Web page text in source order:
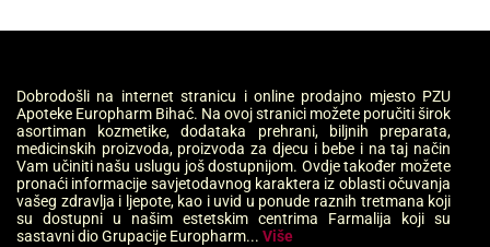
Dobrodošli na internet stranicu i online prodajno mjesto PZU
Apoteke Europharm Bihać. Na ovoj stranici možete poručiti širok
asortiman kozmetike, dodataka prehrani, biljnih preparata,
medicinskih proizvoda, proizvoda za djecu i bebe i na taj način
Vam učiniti našu uslugu još dostupnijom. Ovdje također možete
pronaći informacije savjetodavnog karaktera iz oblasti očuvanja
vašeg zdravlja i ljepote, kao i uvid u ponude raznih tretmana koji
su dostupni u našim estetskim centrima Farmalija koji su
sastavni dio Grupacije Europharm... Više